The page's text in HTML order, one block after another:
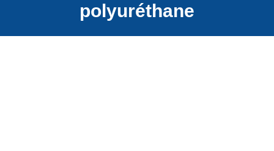
polyuréthane